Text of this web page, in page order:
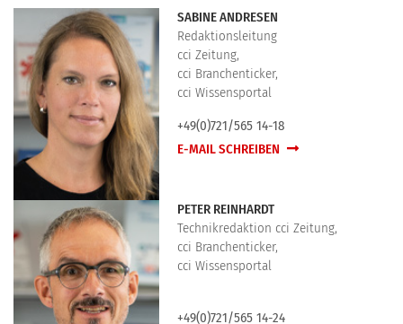
SABINE ANDRESEN
Redaktionsleitung
cci Zeitung,
cci Branchenticker,
cci Wissensportal
+49(0)721/565 14-18
E-MAIL SCHREIBEN
PETER REINHARDT
Technikredaktion cci Zeitung,
cci Branchenticker,
cci Wissensportal
+49(0)721/565 14-24